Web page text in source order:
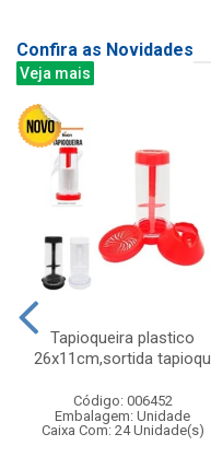
Confira as Novidades
Veja mais
Tapioqueira plastico
26x11cm,sortida tapioqu
Código: 006452
Embalagem: Unidade
Caixa Com: 24 Unidade(s)